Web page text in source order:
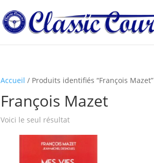
Accueil / Produits identifiés “François Mazet”
François Mazet
Voici le seul résultat